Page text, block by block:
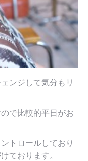
ンジして気分もリ
で比較的平日がお
トロールしており
ております。